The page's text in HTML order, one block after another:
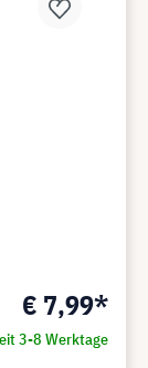
€ 7,99*
3-8 Werktage